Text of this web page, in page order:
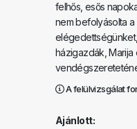
felhős, esős
nem befolyásolta
házigazdák,
A felülvizsgálat
Ajánlott: